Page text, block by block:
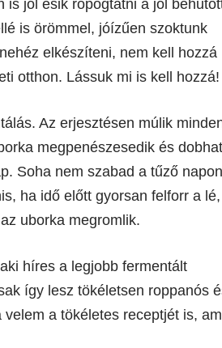
is jól esik ropogtatni a jól
is örömmel, jóízűen szoktunk
elkészíteni, nem kell hozzá
otthon. Lássuk mi is kell hozzá!
Az erjesztésen múlik
megpenészesedik és
Soha nem szabad a tűző napon
ha idő előtt gyorsan felforr a lé,
uborka megromlik.
híres a legjobb fermentált
így lesz tökéletsen roppanós
a tökéletes receptjét is,